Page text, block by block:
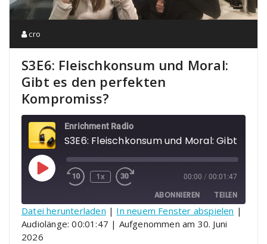
cro
S3E6: Fleischkonsum und Moral:
Gibt es den perfekten
Kompromiss?
Enrichment Radio
Play Episode
1x 00:00 / 00:01:47
ABONNIEREN TEILEN
Apple Podcasts
Google Podcasts
TEILEN
Datei herunterladen | In neuem Fenster abspielen |
Audiolänge: 00:01:47 | Aufgenommen am 30. Juni
2026